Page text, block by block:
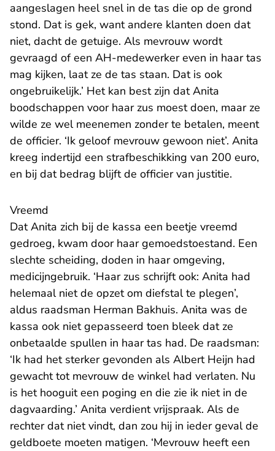
aangeslagen heel snel in de tas die op de grond
stond. Dat is gek, want andere klanten doen dat
niet, dacht de getuige. Als mevrouw wordt
gevraagd of een AH-medewerker even in haar tas
mag kijken, laat ze de tas staan. Dat is ook
ongebruikelijk.’ Het kan best zijn dat Anita
boodschappen voor haar zus moest doen, maar ze
wilde ze wel meenemen zonder te betalen, meent
de officier. ‘Ik geloof mevrouw gewoon niet’. Anita
kreeg indertijd een strafbeschikking van 200 euro,
en bij dat bedrag blijft de officier van justitie.
Vreemd
Dat Anita zich bij de kassa een beetje vreemd
gedroeg, kwam door haar gemoedstoestand. Een
slechte scheiding, doden in haar omgeving,
medicijngebruik. ‘Haar zus schrijft ook: Anita had
helemaal niet de opzet om diefstal te plegen’,
aldus raadsman Herman Bakhuis. Anita was de
kassa ook niet gepasseerd toen bleek dat ze
onbetaalde spullen in haar tas had. De raadsman:
‘Ik had het sterker gevonden als Albert Heijn had
gewacht tot mevrouw de winkel had verlaten. Nu
is het hooguit een poging en die zie ik niet in de
dagvaarding.’ Anita verdient vrijspraak. Als de
rechter dat niet vindt, dan zou hij in ieder geval de
geldboete moeten matigen. ‘Mevrouw heeft een